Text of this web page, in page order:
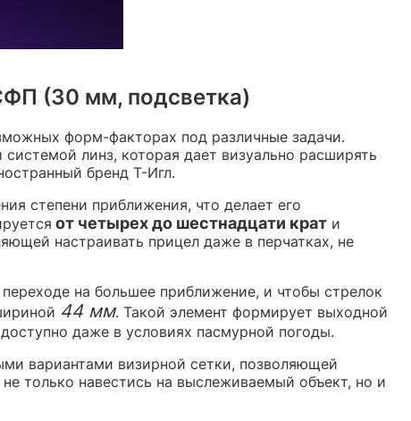
(30 мм, подсветка)
форм-факторах под различные задачи.
линз, которая дает визуально расширять
бренд Т-Игл.
степени приближения, что делает его
от четырех до шестнадцати крат и
настраивать прицел даже в перчатках, не
на большее приближение, и чтобы стрелок
44 мм. Такой элемент формирует выходной
даже в условиях пасмурной погоды.
вариантами визирной сетки, позволяющей
только навестись на выслеживаемый объект, но и